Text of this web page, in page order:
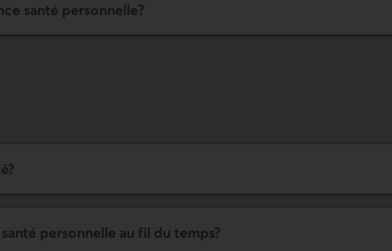
santé personnelle?
personnelle au fil du temps?